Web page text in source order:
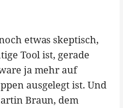
etwas skeptisch,
Tool ist, gerade
ja mehr auf
ausgelegt ist. Und
Braun, dem